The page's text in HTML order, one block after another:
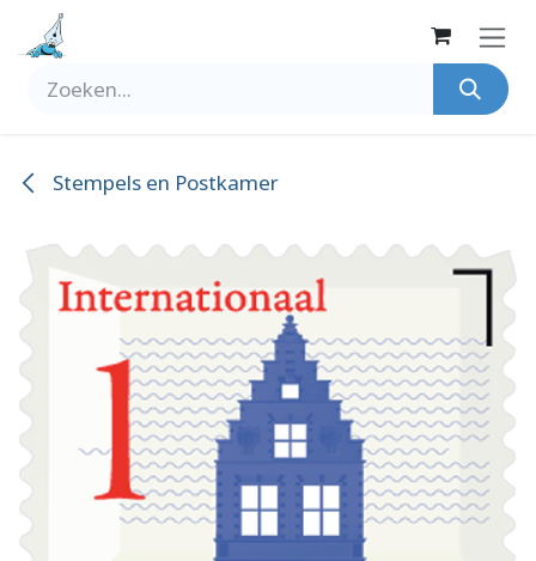
Overslaan naar inhoud
Stempels en Postkamer